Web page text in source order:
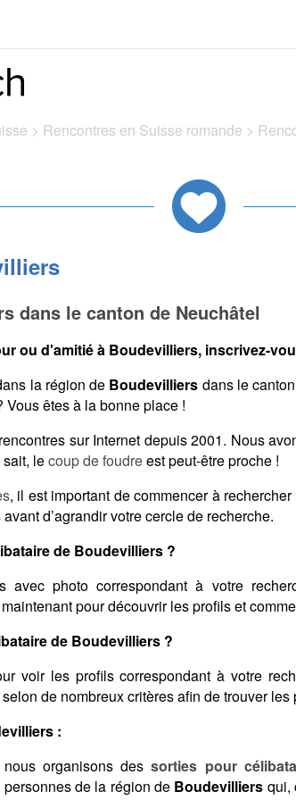
> Rencontres en Suisse romande >
dans le canton de Neuchâtel
ou d'amitié à Boudevilliers, inscrivez-
la région de Boudevilliers dans le
êtes à la bonne place !
sur Internet depuis 2001. Nous
lecoup de foudreest peut-être proche !
, il est important de commencer à
d’agrandir votre cercle de recherche.
de Boudevilliers ?
avec photo correspondant à votre
pour découvrir les profils et
de Boudevilliers ?
voir les profils correspondant à votre
de nombreux critères afin de trouver
:
nous organisons dessorties pour
de la région de Boudevilliers qui,